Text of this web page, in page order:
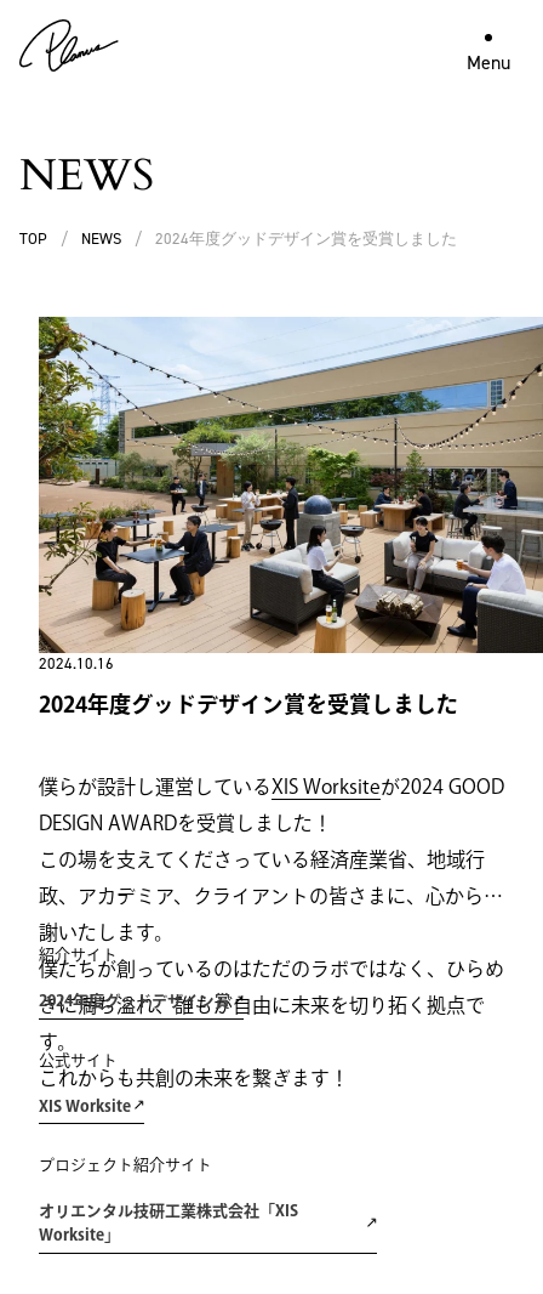
Menu
NEWS
TOP / NEWS / 2024年度グッドデザイン賞を受賞しました
2024.10.16
2024年度グッドデザイン賞を受賞しました
僕らが設計し運営しているXIS Worksiteが2024 GOOD
DESIGN AWARDを受賞しました！
この場を支えてくださっている経済産業省、地域行
政、アカデミア、クライアントの皆さまに、心から感
謝いたします。
僕たちが創っているのはただのラボではなく、ひらめ
きに満ち溢れ、誰もが自由に未来を切り拓く拠点で
す。
これからも共創の未来を繋ぎます！
紹介サイト
2024年度グッドデザイン賞
公式サイト
XIS Worksite
プロジェクト紹介サイト
オリエンタル技研工業株式会社「XIS
Worksite」